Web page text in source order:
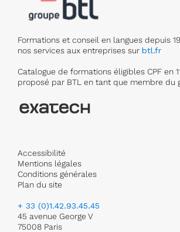
Formations et conseil en langues depuis
nos services aux entreprises sur btl.fr
Catalogue de formations éligibles CPF en
proposé par BTL en tant que membre du
Accessibilité
Mentions légales
Conditions générales
Plan du site
+ 33 (0)1.42.93.45.45
45 avenue George V
75008 Paris